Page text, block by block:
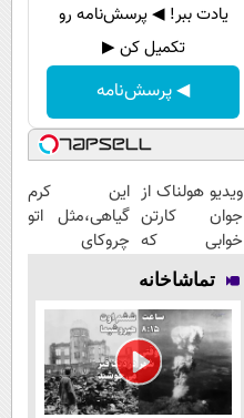
یادت ببر! ◀ پرسش‌نامه رو
تکمیل کن ▶
◀ پرسش‌نامه
ویدیو هولناک از
جوان کارتن
خوابی که
میلیاردر شد.
آموزش رایگان
این کرم
گیاهی،مثل اتو
چروکای
تماشاخانه